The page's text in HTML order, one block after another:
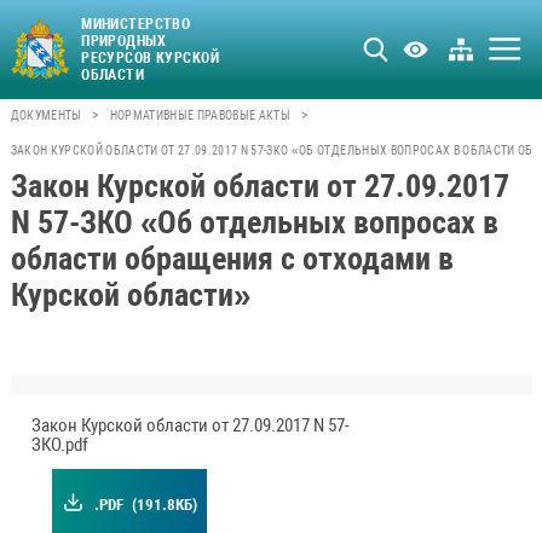
МИНИСТЕРСТВО
ПРИРОДНЫХ
РЕСУРСОВ КУРСКОЙ
ОБЛАСТИ
ДОКУМЕНТЫ > НОРМАТИВНЫЕ ПРАВОВЫЕ АКТЫ >
ЗАКОН КУРСКОЙ ОБЛАСТИ ОТ 27.09.2017 N 57-ЗКО «ОБ ОТДЕЛЬНЫХ ВОПРОСАХ В ОБЛАСТИ
Закон Курской области от 27.09.2017
N 57-ЗКО «Об отдельных вопросах в
области обращения с отходами в
Курской области»
Закон Курской области от 27.09.2017 N 57-
ЗКО.pdf
.PDF (191.8КБ)